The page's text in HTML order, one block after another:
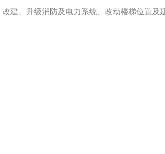
建、升级消防及电力系统、改动楼梯位置及